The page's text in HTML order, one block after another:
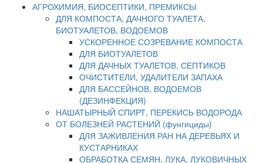
АГРОХИМИЯ, БИОСЕПТИКИ, ПРЕМИКСЫ
ДЛЯ КОМПОСТА, ДАЧНОГО ТУАЛЕТА,
БИОТУАЛЕТОВ, ВОДОЕМОВ
УСКОРЕННОЕ СОЗРЕВАНИЕ КОМПОСТА
ДЛЯ БИОТУАЛЕТОВ
ДЛЯ ДАЧНЫХ ТУАЛЕТОВ, СЕПТИКОВ
ОЧИСТИТЕЛИ, УДАЛИТЕЛИ ЗАПАХА
ДЛЯ БАССЕЙНОВ, ВОДОЕМОВ
(ДЕЗИНФЕКЦИЯ)
НАШАТЫРНЫЙ СПИРТ, ПЕРЕКИСЬ ВОДОРОДА
ОТ БОЛЕЗНЕЙ РАСТЕНИЙ (фунгициды)
ДЛЯ ЗАЖИВЛЕНИЯ РАН НА ДЕРЕВЬЯХ И
КУСТАРНИКАХ
ОБРАБОТКА СЕМЯН, ЛУКА, ЛУКОВИЧНЫХ